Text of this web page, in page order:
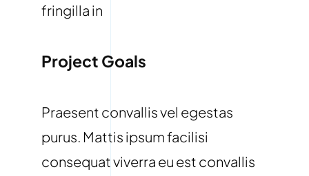
fringilla in
Project Goals
Praesent convallis vel egestas
purus. Mattis ipsum facilisi
consequat viverra eu est convallis